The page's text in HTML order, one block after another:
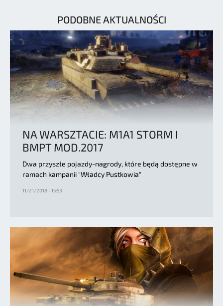
PODOBNE AKTUALNOŚCI
NA WARSZTACIE: M1A1 STORM I
BMPT MOD.2017
Dwa przyszłe pojazdy-nagrody, które będą dostępne w
ramach kampanii "Władcy Pustkowia"
11/21/2018 - 15:53